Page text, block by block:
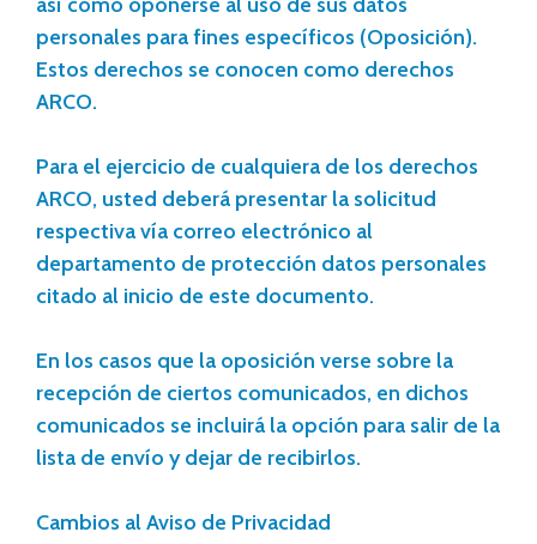
personales para fines específicos (Oposición).
Estos derechos se conocen como derechos
ARCO.
Para el ejercicio de cualquiera de los derechos
ARCO, usted deberá presentar la solicitud
respectiva vía correo electrónico al
departamento de protección datos personales
citado al inicio de este documento.
En los casos que la oposición verse sobre la
recepción de ciertos comunicados, en dichos
comunicados se incluirá la opción para salir de la
lista de envío y dejar de recibirlos.
Cambios al Aviso de Privacidad